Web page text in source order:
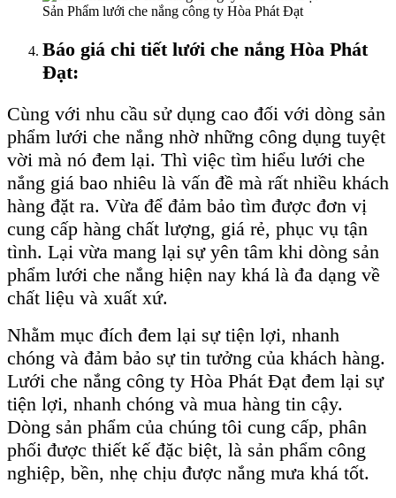
Sản Phẩm lưới che nắng công ty Hòa Phát Đạt
Báo giá chi tiết lưới che nắng Hòa Phát
Đạt:
Cùng với nhu cầu sử dụng cao đối với dòng sản
phẩm lưới che nắng nhờ những công dụng tuyệt
vời mà nó đem lại. Thì việc tìm hiểu lưới che
nắng giá bao nhiêu là vấn đề mà rất nhiều khách
hàng đặt ra. Vừa để đảm bảo tìm được đơn vị
cung cấp hàng chất lượng, giá rẻ, phục vụ tận
tình. Lại vừa mang lại sự yên tâm khi dòng sản
phẩm lưới che nắng hiện nay khá là đa dạng về
chất liệu và xuất xứ.
Nhằm mục đích đem lại sự tiện lợi, nhanh
chóng và đảm bảo sự tin tưởng của khách hàng.
Lưới che nắng công ty Hòa Phát Đạt đem lại sự
tiện lợi, nhanh chóng và mua hàng tin cậy.
Dòng sản phẩm của chúng tôi cung cấp, phân
phối được thiết kế đặc biệt, là sản phẩm công
nghiệp, bền, nhẹ chịu được nắng mưa khá tốt.